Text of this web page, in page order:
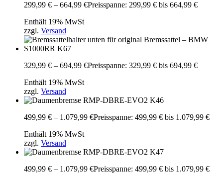
299,99 € – 664,99 €Preisspanne: 299,99 € bis 664,99 €
Enthält 19% MwSt
zzgl. Versand
329,99 € – 694,99 €Preisspanne: 329,99 € bis 694,99 €
Enthält 19% MwSt
zzgl. Versand
499,99 € – 1.079,99 €Preisspanne: 499,99 € bis 1.079,99 €
Enthält 19% MwSt
zzgl. Versand
499,99 € – 1.079,99 €Preisspanne: 499,99 € bis 1.079,99 €